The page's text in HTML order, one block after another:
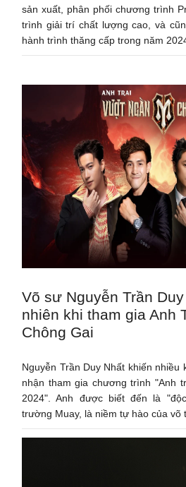
sản xuất, phân phối chương trình
trình giải trí chất lượng cao, và
hành trình thăng cấp trong năm
Võ sư Nguyễn Trần
nhiên khi tham gia Anh
Chông Gai
Nguyễn Trần Duy Nhất khiến nhiều
nhận tham gia chương trình "Anh
2024". Anh được biết đến là
trường Muay, là niềm tự hào của võ